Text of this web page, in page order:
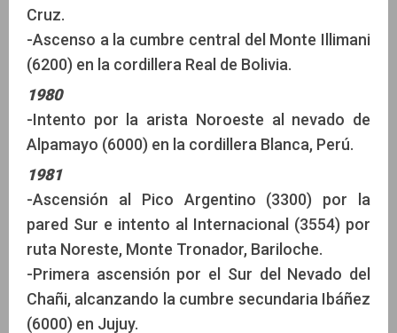
Cruz.
-Ascenso a la cumbre central del Monte Illimani
(6200) en la cordillera Real de Bolivia.
1980
-Intento por la arista Noroeste al nevado de
Alpamayo (6000) en la cordillera Blanca, Perú.
1981
-Ascensión al Pico Argentino (3300) por la
pared Sur e intento al Internacional (3554) por
ruta Noreste, Monte Tronador, Bariloche.
-Primera ascensión por el Sur del Nevado del
Chañi, alcanzando la cumbre secundaria Ibáñez
(6000) en Jujuy.